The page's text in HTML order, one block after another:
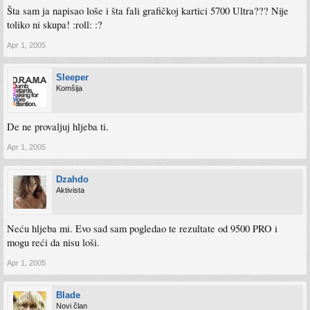
Šta sam ja napisao loše i šta fali grafičkoj kartici 5700 Ultra??? Nije
toliko ni skupa! :roll: :?
Apr 1, 2005
Sleeper
Komšija
De ne provaljuj hljeba ti.
Apr 1, 2005
Dzahdo
Aktivista
Neću hljeba mi. Evo sad sam pogledao te rezultate od 9500 PRO i
mogu reći da nisu loši.
Apr 1, 2005
Blade
Novi član